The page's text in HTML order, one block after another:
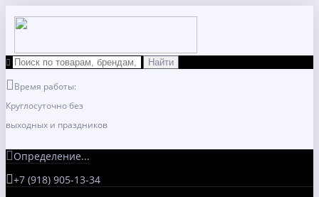
Время работы:
Круглосуточно без
выходных и праздников
Определение...
+7 (918) 905-13-34